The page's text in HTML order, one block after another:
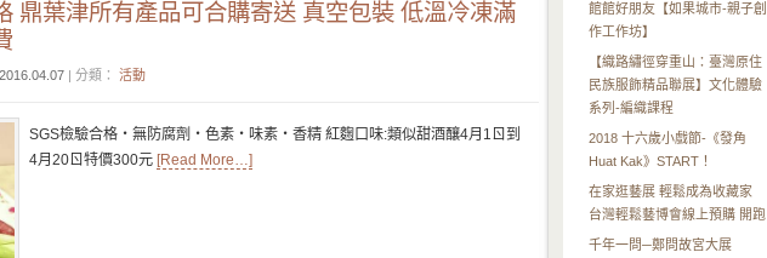
鼎葉津所有產品可合購寄送 真空包裝 低溫冷凍滿
2016.04.07 | 分類： 活動
SGS檢驗合格‧無防腐劑‧色素‧味素‧香精 紅麴口味:類似甜酒釀4月1ㄖ到
4月20ㄖ特價300元 [Read More…]
館館好朋友【如果城市-親子創
作工作坊】
【織路繡徑穿重山：臺灣原住
民族服飾精品聯展】文化體驗
系列-編織課程
2018 十六歲小戲節-《發角
Huat Kak》START！
在家逛藝展 輕鬆成為收藏家
台灣輕鬆藝博會線上預購 開跑
千年一問─鄭問故宮大展